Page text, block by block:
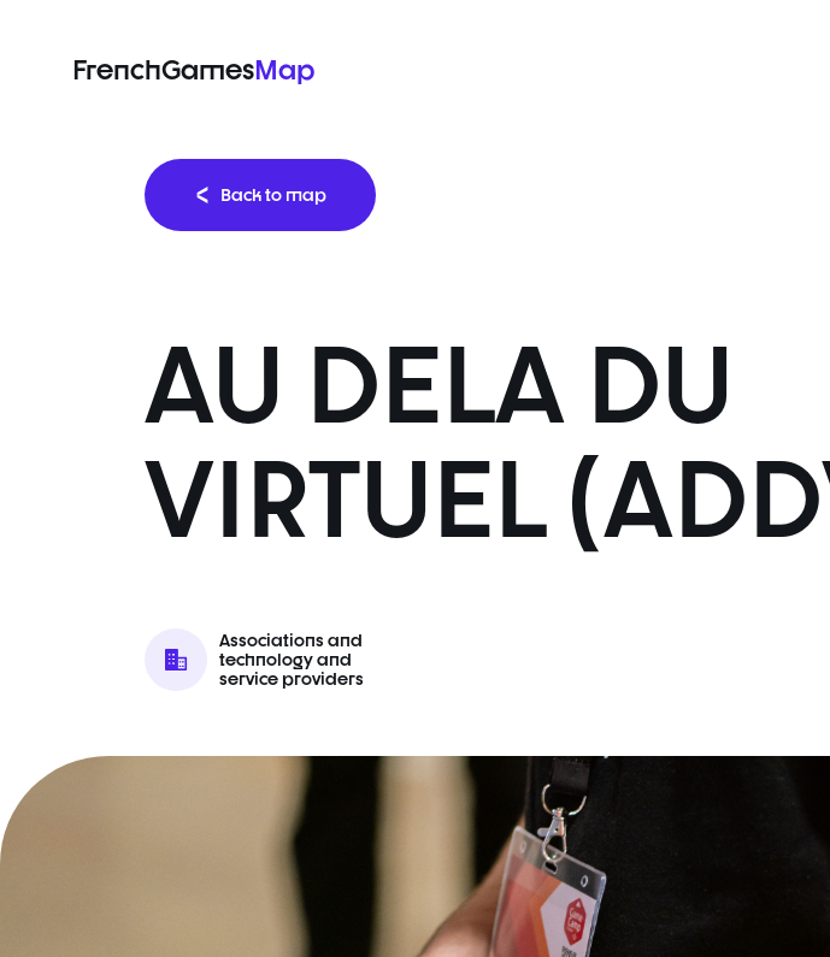
FrenchGamesMap
Back to map
AU DELA DU
VIRTUEL
Associations and
technology and
service providers